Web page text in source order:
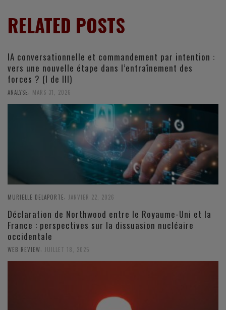
RELATED POSTS
IA conversationnelle et commandement par intention :
vers une nouvelle étape dans l’entraînement des
forces ? (I de III)
ANALYSE MARS 31, 2026
MURIELLE DELAPORTE JANVIER 22, 2026
Déclaration de Northwood entre le Royaume-Uni et la
France : perspectives sur la dissuasion nucléaire
occidentale
WEB REVIEW JUILLET 18, 2025